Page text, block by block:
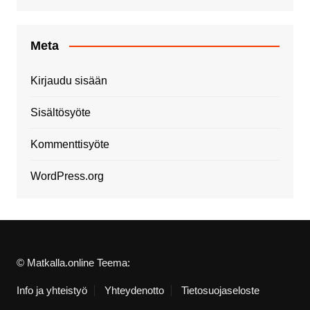
Meta
Kirjaudu sisään
Sisältösyöte
Kommenttisyöte
WordPress.org
© Matkalla.online Teema:
Info ja yhteistyö Yhteydenotto Tietosuojaseloste